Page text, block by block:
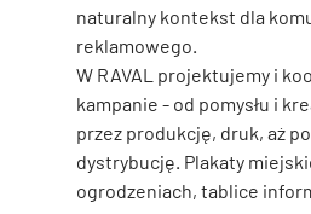
naturalny kontekst dla
reklamowego.
W RAVAL projektujemy i
kampanie - od pomysłu i
przez produkcję, druk, aż
dystrybucję. Plakaty
ogrodzeniach, tablice